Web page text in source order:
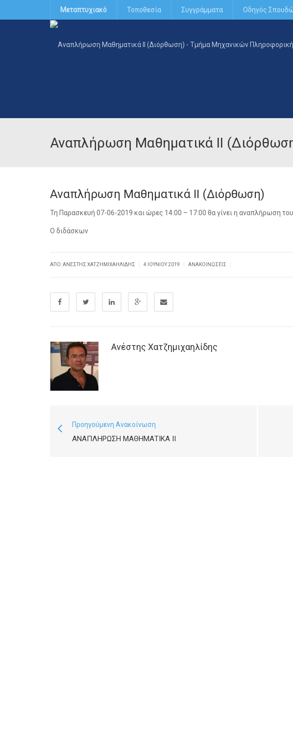
Μεταπτυχιακό Τοποθεσία Συγγράμματα Οδηγός
Αναπλήρωση Μαθηματικά II
Αναπλήρωση Μαθηματικά II (Διόρθωση)
Τη Παρασκευή 07-06-2019 και ώρες 14:00 – 17:00 θα γίνει η αναπλήρωση
Ο διδάσκων
ΑΠΌ: ΑΝΈΣΤΗΣ ΧΑΤΖΗΜΙΧΑΗΛΊΔΗΣ 4 ΙΟΥΝΊΟΥ 2019 ΑΝΑΚΟΙΝΏΣΕΙΣ
Ανέστης Χατζημιχαηλίδης
Προηγούμενη Ανακοίνωση
ΑΝΑΠΛΉΡΩΣΗ ΜΑΘΗΜΑΤΙΚΆ II